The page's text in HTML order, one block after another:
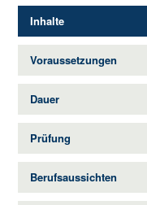
Inhalte
Voraussetzungen
Dauer
Prüfung
Berufsaussichten